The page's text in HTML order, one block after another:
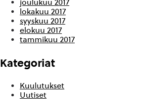
joulukuu 2017
lokakuu 2017
syyskuu 2017
elokuu 2017
tammikuu 2017
Kategoriat
Kuulutukset
Uutiset